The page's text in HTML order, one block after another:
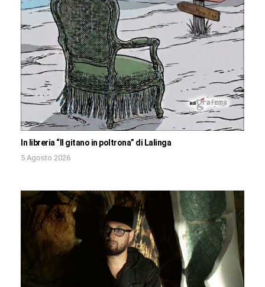
In libreria “Il gitano in poltrona” di Lalinga
5 Agosto 2026